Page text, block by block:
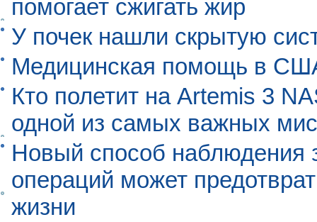
помогает сжигать жир
У почек нашли скрытую
Медицинская помощь в
Кто полетит на Artemis 3
одной из самых важных
Новый способ наблюдения
операций может
жизни